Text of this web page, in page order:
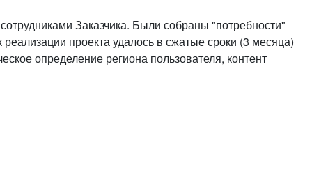
Заказчика. Были собраны "потребности"
проекта удалось в сжатые сроки (3 месяца)
определение региона пользователя, контент